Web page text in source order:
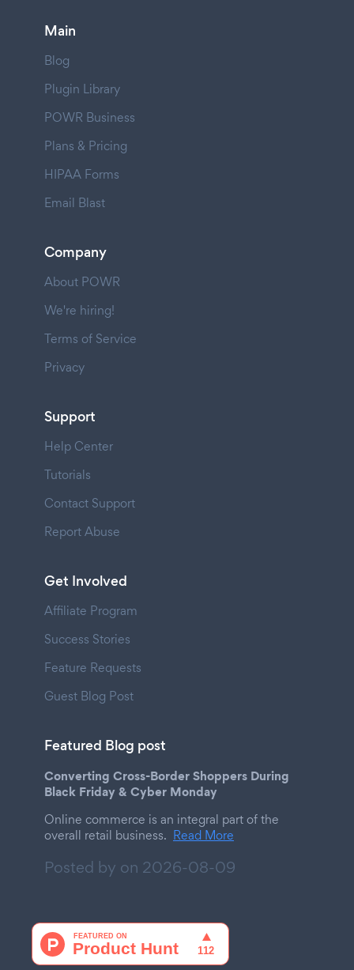
Main
Blog
Plugin Library
POWR Business
Plans & Pricing
HIPAA Forms
Email Blast
Company
About POWR
We're hiring!
Terms of Service
Privacy
Support
Help Center
Tutorials
Contact Support
Report Abuse
Get Involved
Affiliate Program
Success Stories
Feature Requests
Guest Blog Post
Featured Blog post
Converting Cross-Border Shoppers During
Black Friday & Cyber Monday
Online commerce is an integral part of the
overall retail business. Read More
Posted by on 2026-08-09